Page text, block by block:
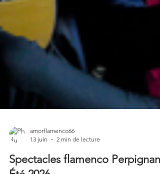
amorflamenco66
13 juin
2 min de lecture